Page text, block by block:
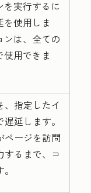
実行するに
使用しま
ンは、全ての
使用できま
指定したイ
延します。
ページを訪問
るまで、コ